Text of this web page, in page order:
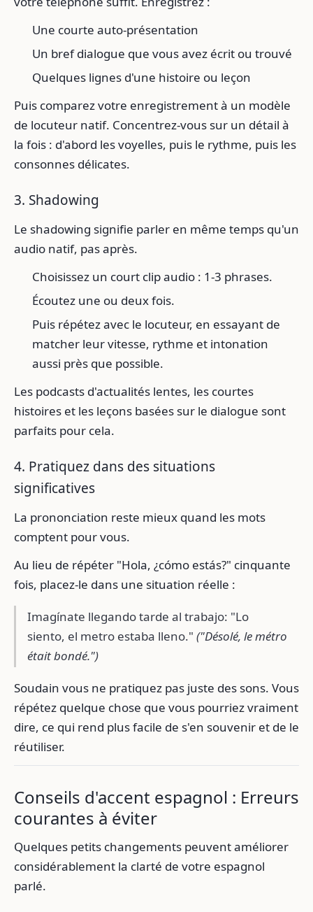
Une courte auto-présentation
Un bref dialogue que vous avez écrit ou trouvé
Quelques lignes d'une histoire ou leçon
Puis comparez votre enregistrement à un modèle
de locuteur natif. Concentrez-vous sur un détail à
la fois : d'abord les voyelles, puis le rythme, puis les
consonnes délicates.
3. Shadowing
Le shadowing signifie parler en même temps qu'un
audio natif, pas après.
Choisissez un court clip audio : 1-3 phrases.
Écoutez une ou deux fois.
Puis répétez avec le locuteur, en essayant de
matcher leur vitesse, rythme et intonation
aussi près que possible.
Les podcasts d'actualités lentes, les courtes
histoires et les leçons basées sur le dialogue sont
parfaits pour cela.
4. Pratiquez dans des situations
significatives
La prononciation reste mieux quand les mots
comptent pour vous.
Au lieu de répéter "Hola, ¿cómo estás?" cinquante
fois, placez-le dans une situation réelle :
Imagínate llegando tarde al trabajo: "Lo
siento, el metro estaba lleno." ("Désolé, le métro
était bondé.")
Soudain vous ne pratiquez pas juste des sons. Vous
répétez quelque chose que vous pourriez vraiment
dire, ce qui rend plus facile de s'en souvenir et de le
réutiliser.
Conseils d'accent espagnol : Erreurs
courantes à éviter
Quelques petits changements peuvent améliorer
considérablement la clarté de votre espagnol
parlé.